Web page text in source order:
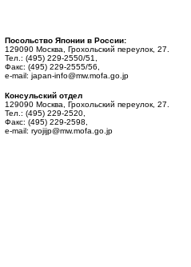
Посольство Японии в России:
129090 Москва, Грохольский переулок, 27.
Тел.: (495) 229-2550/51,
Факс: (495) 229-2555/56,
e-mail: japan-info@mw.mofa.go.jp
Консульский отдел
129090 Москва, Грохольский переулок, 27.
Тел.: (495) 229-2520,
Факс: (495) 229-2598,
e-mail: ryojijp@mw.mofa.go.jp